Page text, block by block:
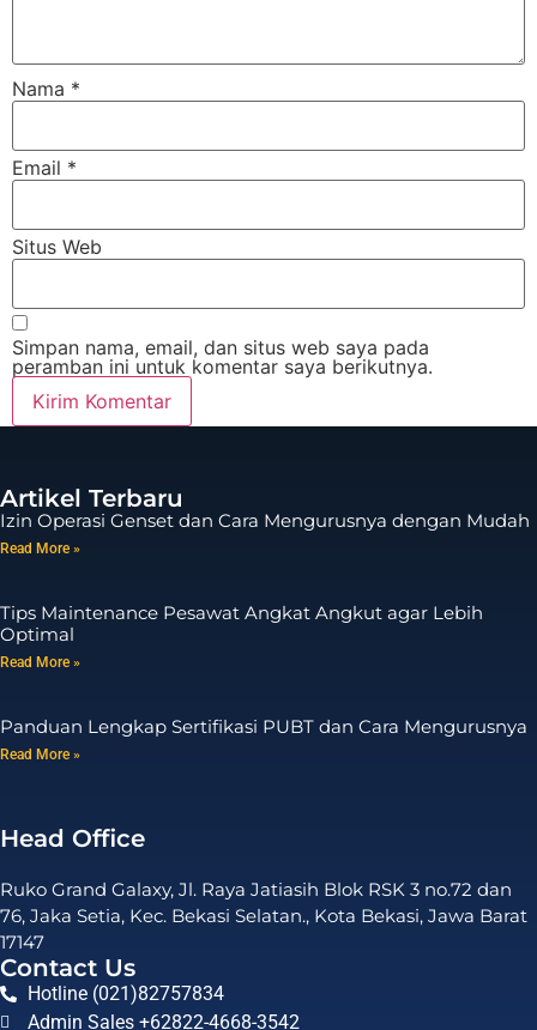
Nama *
Email *
Situs Web
Simpan nama, email, dan situs web saya pada
peramban ini untuk komentar saya berikutnya.
Artikel Terbaru
Izin Operasi Genset dan Cara Mengurusnya dengan Mudah
Read More »
Tips Maintenance Pesawat Angkat Angkut agar Lebih
Optimal
Read More »
Panduan Lengkap Sertifikasi PUBT dan Cara Mengurusnya
Read More »
Head Office
Ruko Grand Galaxy, Jl. Raya Jatiasih Blok RSK 3 no.72 dan
76, Jaka Setia, Kec. Bekasi Selatan., Kota Bekasi, Jawa Barat
17147
Contact Us
Hotline (021)82757834
Admin Sales +62822-4668-3542